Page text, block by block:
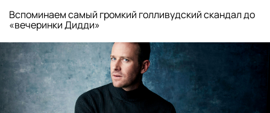
Вспоминаем самый громкий голливудский скандал до
«вечеринки Дидди»